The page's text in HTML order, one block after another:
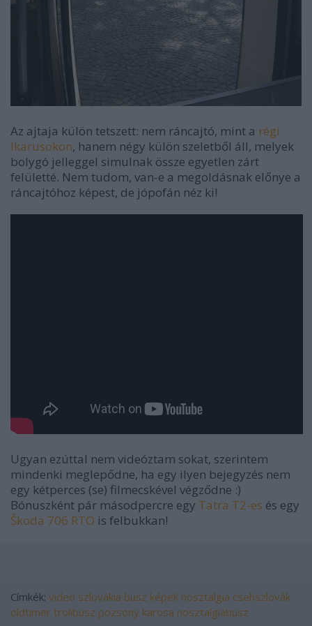
Az ajtaja külön tetszett: nem ráncajtó, mint a régi
Ikarusokon, hanem négy külön szeletből áll, melyek
bolygó jelleggel simulnak össze egyetlen zárt
felületté. Nem tudom, van-e a megoldásnak előnye a
ráncajtóhoz képest, de jópofán néz ki!
Ugyan ezúttal nem videóztam sokat, szerintem
mindenki meglepődne, ha egy ilyen bejegyzés nem
egy kétperces (se) filmecskével végződne :)
Bónuszként pár másodpercre egy Tatra T2-es és egy
Škoda 706 RTO is felbukkan!
Címkék: videó szlovákia busz képek nosztalgia csehszlovák
oldtimer trolibusz pozsony karosa nosztalgiabusz